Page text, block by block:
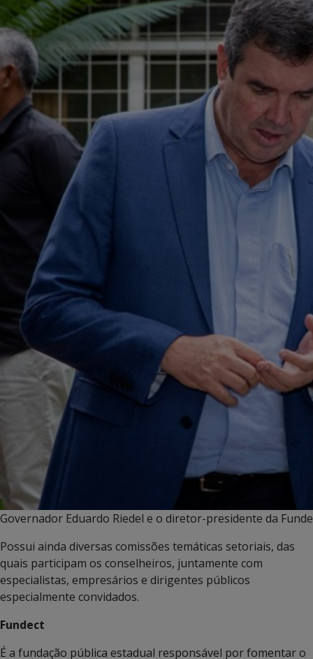
Governador Eduardo Riedel e o diretor-presidente da
Possui ainda diversas comissões temáticas setoriais, das
quais participam os conselheiros, juntamente com
especialistas, empresários e dirigentes públicos
especialmente convidados.
Fundect
É a fundação pública estadual responsável por fomentar o